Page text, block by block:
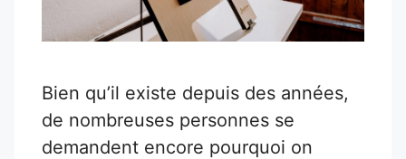
Bien qu’il existe depuis des années,
de nombreuses personnes se
demandent encore pourquoi on